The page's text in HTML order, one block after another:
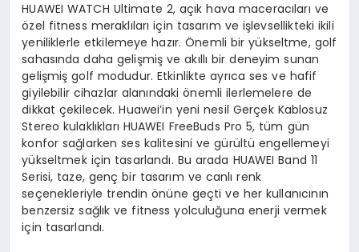
HUAWEI WATCH Ultimate 2, açık hava maceracıları ve
özel fitness meraklıları için tasarım ve işlevsellikteki ikili
yeniliklerle etkilemeye hazır. Önemli bir yükseltme, golf
sahasında daha gelişmiş ve akıllı bir deneyim sunan
gelişmiş golf modudur. Etkinlikte ayrıca ses ve hafif
giyilebilir cihazlar alanındaki önemli ilerlemelere de
dikkat çekilecek. Huawei’in yeni nesil Gerçek Kablosuz
Stereo kulaklıkları HUAWEI FreeBuds Pro 5, tüm gün
konfor sağlarken ses kalitesini ve gürültü engellemeyi
yükseltmek için tasarlandı. Bu arada HUAWEI Band 11
Serisi, taze, genç bir tasarım ve canlı renk
seçenekleriyle trendin önüne geçti ve her kullanıcının
benzersiz sağlık ve fitness yolculuğuna enerji vermek
için tasarlandı.